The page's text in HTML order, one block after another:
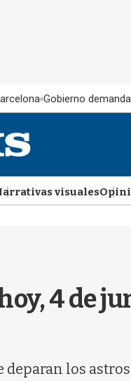
Gobierno
visuales
4 de
los